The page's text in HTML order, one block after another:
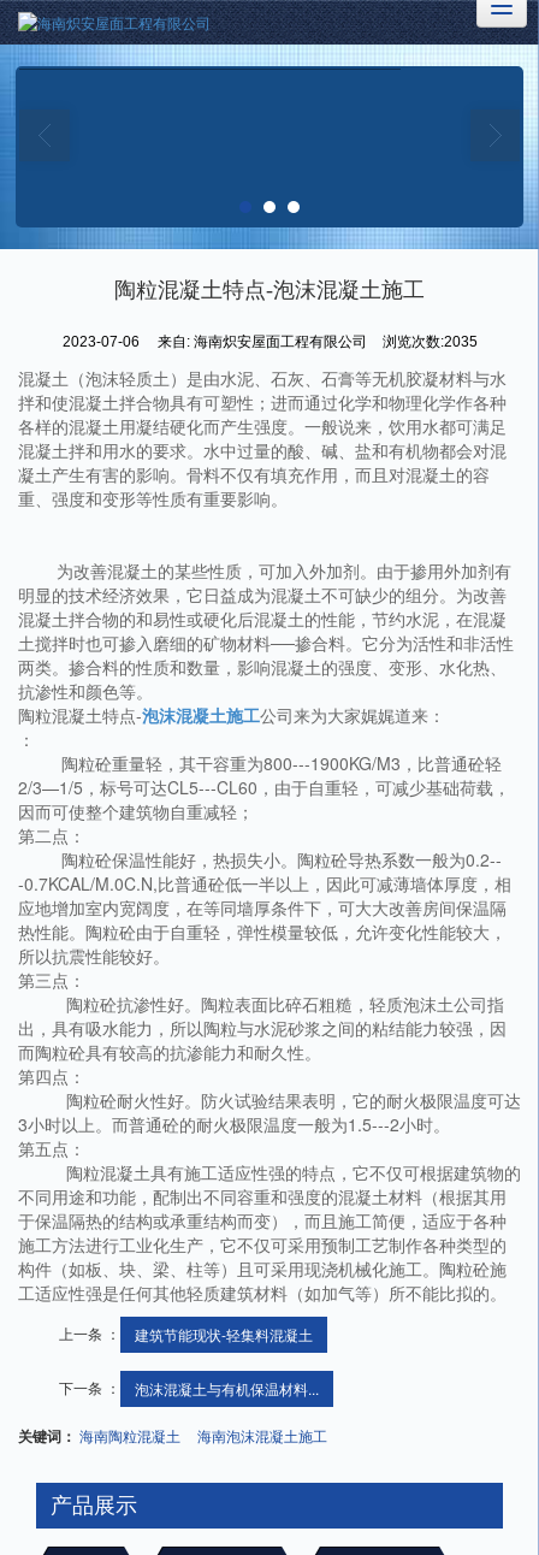
陶粒混凝土特点-泡沫混凝土施工
2023-07-06 来自: 海南炽安屋面工程有限公司 浏览次数:2035
混凝土（泡沫轻质土）是由水泥、石灰、石膏等无机胶凝材料与水
拌和使混凝土拌合物具有可塑性；进而通过化学和物理化学作各种
各样的混凝土用凝结硬化而产生强度。一般说来，饮用水都可满足
混凝土拌和用水的要求。水中过量的酸、碱、盐和有机物都会对混
凝土产生有害的影响。骨料不仅有填充作用，而且对混凝土的容
重、强度和变形等性质有重要影响。
为改善混凝土的某些性质，可加入外加剂。由于掺用外加剂有
明显的技术经济效果，它日益成为混凝土不可缺少的组分。为改善
混凝土拌合物的和易性或硬化后混凝土的性能，节约水泥，在混凝
土搅拌时也可掺入磨细的矿物材料──掺合料。它分为活性和非活性
两类。掺合料的性质和数量，影响混凝土的强度、变形、水化热、
抗渗性和颜色等。
陶粒混凝土特点-泡沫混凝土施工公司来为大家娓娓道来：
：
陶粒砼重量轻，其干容重为800---1900KG/M3，比普通砼轻
2/3—1/5，标号可达CL5---CL60，由于自重轻，可减少基础荷载，
因而可使整个建筑物自重减轻；
第二点：
陶粒砼保温性能好，热损失小。陶粒砼导热系数一般为0.2--
-0.7KCAL/M.0C.N,比普通砼低一半以上，因此可减薄墙体厚度，相
应地增加室内宽阔度，在等同墙厚条件下，可大大改善房间保温隔
热性能。陶粒砼由于自重轻，弹性模量较低，允许变化性能较大，
所以抗震性能较好。
第三点：
陶粒砼抗渗性好。陶粒表面比碎石粗糙，轻质泡沫土公司指
出，具有吸水能力，所以陶粒与水泥砂浆之间的粘结能力较强，因
而陶粒砼具有较高的抗渗能力和耐久性。
第四点：
陶粒砼耐火性好。防火试验结果表明，它的耐火极限温度可达
3小时以上。而普通砼的耐火极限温度一般为1.5---2小时。
第五点：
陶粒混凝土具有施工适应性强的特点，它不仅可根据建筑物的
不同用途和功能，配制出不同容重和强度的混凝土材料（根据其用
于保温隔热的结构或承重结构而变），而且施工简便，适应于各种
施工方法进行工业化生产，它不仅可采用预制工艺制作各种类型的
构件（如板、块、梁、柱等）且可采用现浇机械化施工。陶粒砼施
工适应性强是任何其他轻质建筑材料（如加气等）所不能比拟的。
上一条 ： 建筑节能现状-轻集料混凝土
下一条 ： 泡沫混凝土与有机保温材料...
关键词： 海南陶粒混凝土 海南泡沫混凝土施工
产品展示